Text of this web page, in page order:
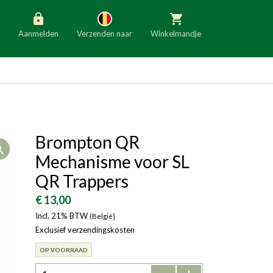
Aanmelden Verzenden naar
Slovenië Italië
Denemarken
Bulgarije
Winkelmandje
Open
Brompton QR
Mechanisme voor SL
QR Trappers
€ 13,00
Incl. 21% BTW (België}
Exclusief verzendingskosten
OP VOORRAAD
- +